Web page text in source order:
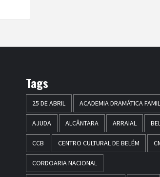
Tags
25 DE ABRIL ACADEMIA DRAMÁTICA
AJUDA ALCÂNTARA ARRAIAL
CCB CENTRO CULTURAL DE BELÉM
CORDOARIA NACIONAL